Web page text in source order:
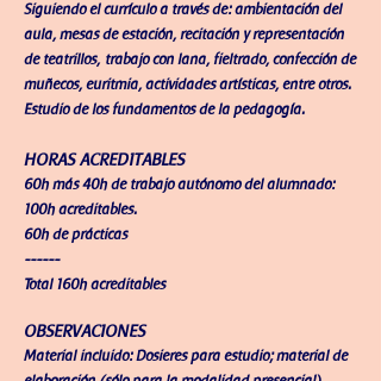
Siguiendo el currículo a través de: ambientación del
aula, mesas de estación, recitación y representación
de teatrillos, trabajo con lana, fieltrado, confección de
muñecos, euritmia, actividades artísticas, entre otros.
Estudio de los fundamentos de la pedagogía.
HORAS ACREDITABLES
60h más 40h de trabajo autónomo del alumnado:
100h acreditables.
60h de prácticas
------
Total 160h acreditables
OBSERVACIONES
Material incluido: Dosieres para estudio; material de